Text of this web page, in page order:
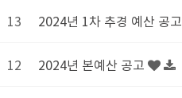
13 2024년 1차 추경 예산 공고
12 2024년 본예산 공고